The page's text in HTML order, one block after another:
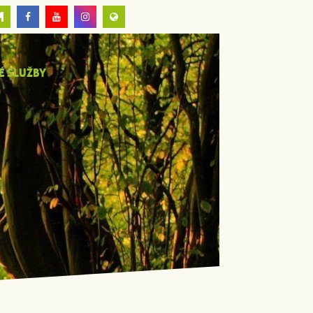
SLUŽBY